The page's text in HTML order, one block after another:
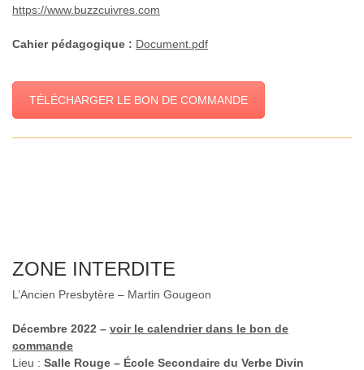
https://www.buzzcuivres.com
Cahier pédagogique : Document.pdf
TÉLÉCHARGER LE BON DE COMMANDE
ZONE INTERDITE
L’Ancien Presbytère – Martin Gougeon
Décembre 2022 – voir le calendrier dans le bon de
commande
Lieu : Salle Rouge – École Secondaire du Verbe Divin